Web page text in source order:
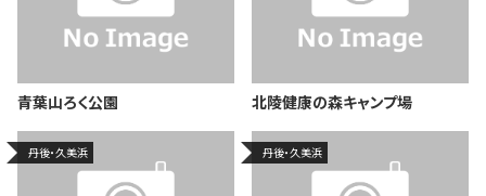
青葉山ろく公園 北陵健康の森キャンプ場
丹後・久美浜 丹後・久美浜